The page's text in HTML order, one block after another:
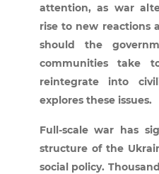
attention, as war
rise to new reactions
should the
communities take
reintegrate into
explores these issues.
Full-scale war has
structure of the
social policy.